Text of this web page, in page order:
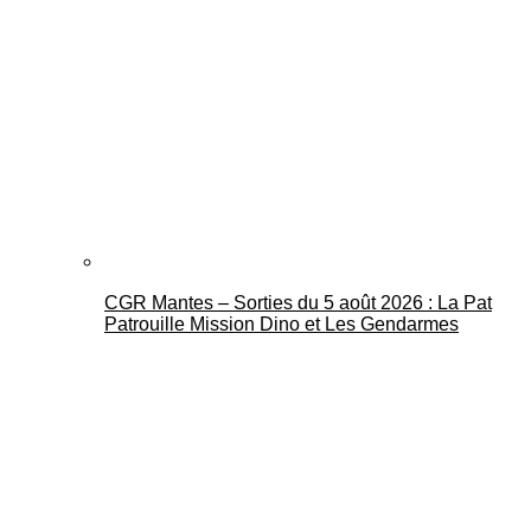
CGR Mantes – Sorties du 5 août 2026 : La Pat
Patrouille Mission Dino et Les Gendarmes